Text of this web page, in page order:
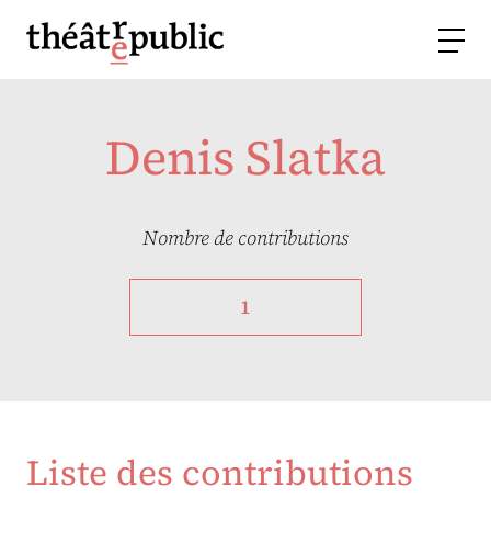
Denis Slatka
Nombre de contributions
1
Liste des contributions